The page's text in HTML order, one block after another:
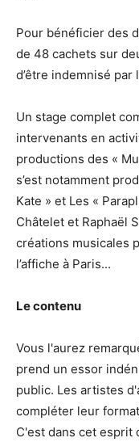
Pour bénéficier des
de 48 cachets sur
d’être indemnisé par
Un stage complet
intervenants en
productions des «
s’est notamment
Kate » et Les «
Châtelet et Raphaël
créations musicales
l’affiche à Paris...
Le contenu
Vous l'aurez
prend un essor
public. Les artistes
compléter leur
C'est dans cet esprit